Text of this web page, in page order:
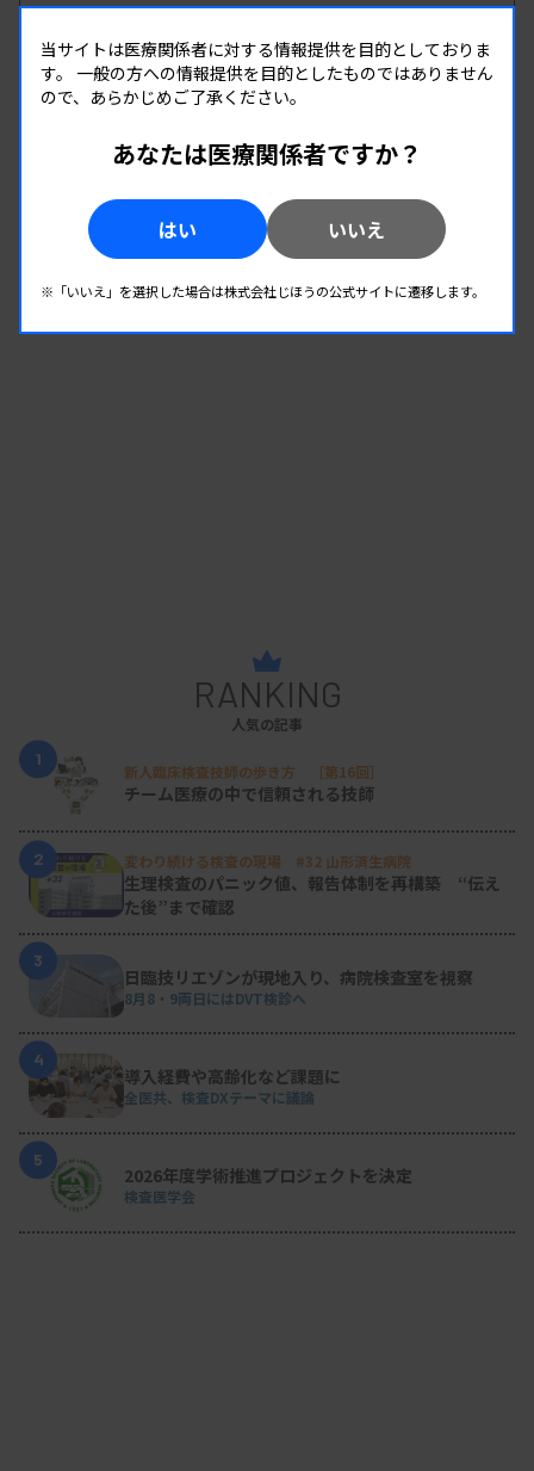
開催場所 : 広島県
管理運営
08.17 （月） 08.17（月）
大阪府臨床検査技師会
開催場所 : 大阪府
RANKING
人気の記事
1
新人臨床検査技師の歩き方 ［第16回］
チーム医療の中で信頼される技師
2 変わり続ける検査の現場 #32 山形済生病院
生理検査のパニック値、報告体制を再構築 “伝え
た後”まで確認
3
日臨技リエゾンが現地入り、病院検査室を視察
8月8・9両日にはDVT検診へ
4
導入経費や高齢化など課題に
全医共、検査DXテーマに議論
5
2026年度学術推進プロジェクトを決定
検査医学会
当サイトは医療関係者に対する情報提供を目的としておりま
す。 一般の方への情報提供を目的としたものではありません
ので、あらかじめご了承ください。
あなたは医療関係者ですか？
はい いいえ
※「いいえ」を選択した場合は株式会社じほうの公式サイトに遷移します。